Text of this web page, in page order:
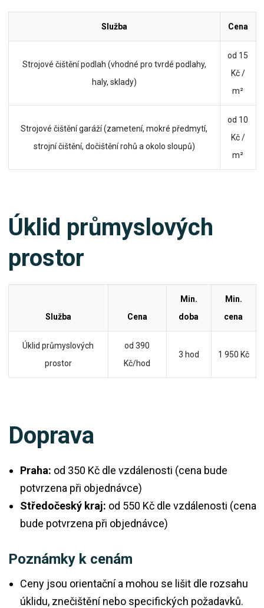
Služba Cena
Strojové čištění podlah (vhodné pro tvrdé podlahy,
haly, sklady)
od 15
Kč /
m²
Strojové čištění garáží (zametení, mokré předmytí,
strojní čištění, dočištění rohů a okolo sloupů)
od 10
Kč /
m²
Úklid průmyslových
prostor
Služba Cena
Min.
doba
Min.
cena
Úklid průmyslových
prostor
od 390
Kč/hod
3 hod 1 950 Kč
Doprava
Praha: od 350 Kč dle vzdálenosti (cena bude
potvrzena při objednávce)
Středočeský kraj: od 550 Kč dle vzdálenosti (cena
bude potvrzena při objednávce)
Poznámky k cenám
Ceny jsou orientační a mohou se lišit dle rozsahu
úklidu, znečištění nebo specifických požadavků.